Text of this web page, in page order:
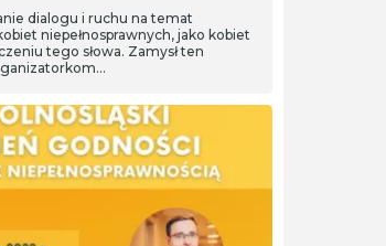
dialogu i ruchu na temat
niepełnosprawnych, jako kobiet
tego słowa. Zamysł ten